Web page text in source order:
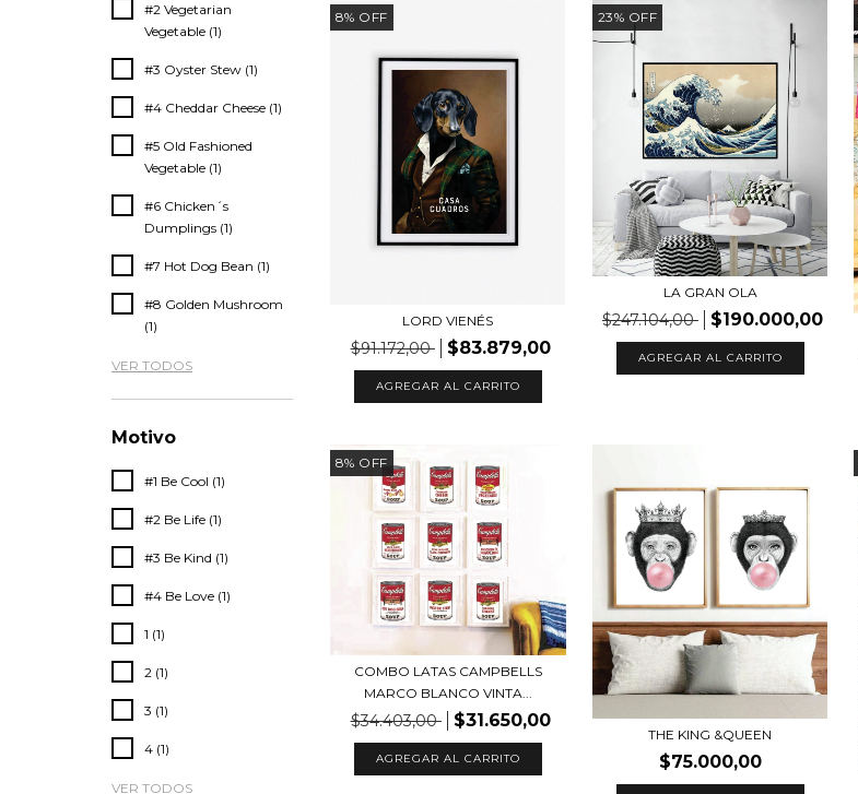
#2 Vegetarian
Vegetable (1)
#3 Oyster Stew (1)
#4 Cheddar Cheese (1)
#5 Old Fashioned
Vegetable (1)
#6 Chicken´s
Dumplings (1)
#7 Hot Dog Bean (1)
#8 Golden Mushroom
(1)
VER TODOS
Motivo
#1 Be Cool (1)
#2 Be Life (1)
#3 Be Kind (1)
#4 Be Love (1)
1 (1)
2 (1)
3 (1)
4 (1)
VER TODOS
8% OFF
LORD VIENÉS
$91.172,00 $83.879,00
AGREGAR AL CARRITO
23% OFF
LA GRAN OLA
$247.104,00 $190.000,00
AGREGAR AL CARRITO
8% OFF
COMBO LATAS CAMPBELLS
MARCO BLANCO VINTA...
$34.403,00 $31.650,00
AGREGAR AL CARRITO
THE KING &QUEEN
$75.000,00